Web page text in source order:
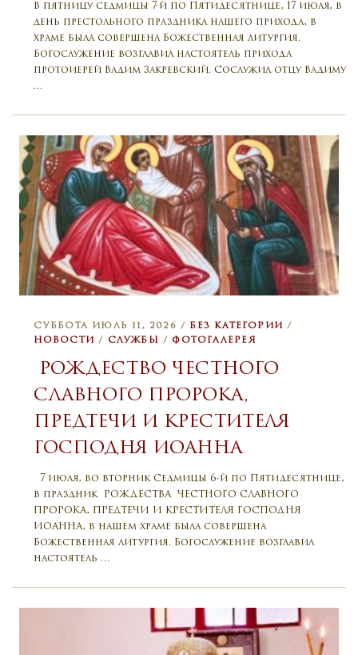
В пятницу седмицы 7-й по Пятидесятнице, 17 июля, в
день престольного праздника нашего прихода, в
храме была совершена Божественная литургия.
Богослужение возглавил настоятель прихода
протоиерей Вадим Закревский. Сослужил отцу Вадиму
…
СУББОТА ИЮЛЬ 11, 2026 / БЕЗ КАТЕГОРИИ /
НОВОСТИ / СЛУЖБЫ / ФОТОГАЛЕРЕЯ
РОЖДЕСТВО ЧЕСТНОГО
СЛАВНОГО ПРОРОКА,
ПРЕДТЕЧИ И КРЕСТИТЕЛЯ
ГОСПОДНЯ ИОАННА
7 июля, во вторник Седмицы 6-й по Пятидесятнице,
в праздник РОЖДЕСТВА ЧЕСТНОГО СЛАВНОГО
ПРОРОКА, ПРЕДТЕЧИ И КРЕСТИТЕЛЯ ГОСПОДНЯ
ИОАННА, в нашем храме была совершена
Божественная литургия. Богослужение возглавил
настоятель …